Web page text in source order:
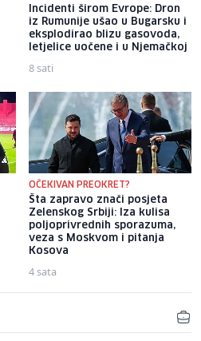
Incidenti širom Evrope: Dron
iz Rumunije ušao u Bugarsku i
eksplodirao blizu gasovoda,
letjelice uočene i u Njemačkoj
8 sati
OČEKIVAN PREOKRET?
Šta zapravo znači posjeta
Zelenskog Srbiji: Iza kulisa
poljoprivrednih sporazuma,
veza s Moskvom i pitanja
Kosova
4 sata